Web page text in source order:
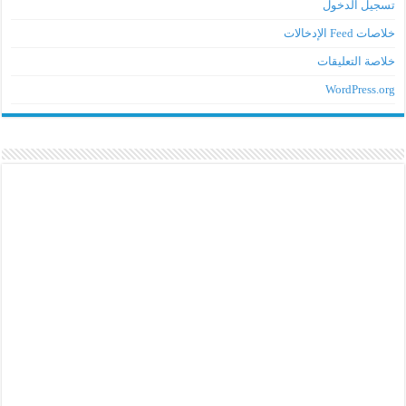
تسجيل الدخول
خلاصات Feed الإدخالات
خلاصة التعليقات
WordPress.org